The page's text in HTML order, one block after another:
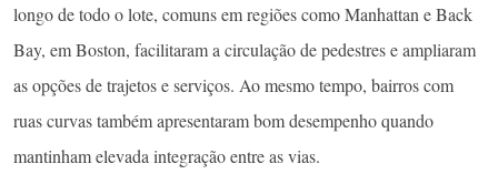
longo de todo o lote, comuns em regiões como Manhattan e Back
Bay, em Boston, facilitaram a circulação de pedestres e ampliaram
as opções de trajetos e serviços. Ao mesmo tempo, bairros com
ruas curvas também apresentaram bom desempenho quando
mantinham elevada integração entre as vias.